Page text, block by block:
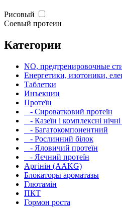
Рисовый
Соевый протеин
Категории
NO, предтренировочные
Енергетики, изотоники,
Таблетки
Инъекции
Протеїн
- Сироватковий протеїн
- Казеїн і комплексні
- Багатокомпонентний
- Рослинний білок
- Яловичий протеїн
- Яєчний протеїн
Аргінін (AAKG)
Блокаторы ароматазы
Глютамін
ПКТ
Гормон роста